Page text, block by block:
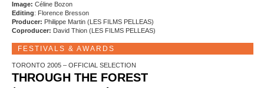
Image: Céline Bozon
Editing: Florence Bresson
Producer: Philippe Martin (LES FILMS PELLEAS)
Coproducer: David Thion (LES FILMS PELLEAS)
FESTIVALS & AWARDS
TORONTO 2005 – OFFICIAL SELECTION
THROUGH THE FOREST